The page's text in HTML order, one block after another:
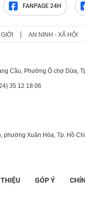
FANPAGE 24H
AN NINH - XÃ HỘI
Cầu, Phường Ô chợ Dừa,
35 12 18 06
phường Xuân Hòa, Tp. Hồ Chí
GÓP Ý